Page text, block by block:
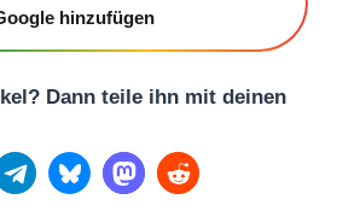
hinzufügen
Dann teile ihn mit deinen